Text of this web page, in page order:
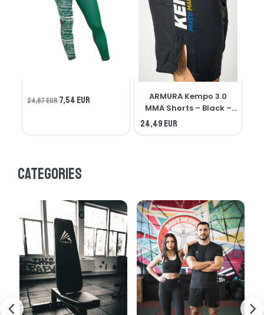
24,87 EUR7,54 EUR
ARMURA Kempo 3.0
MMA Shorts – Black –
Seniors
24,49 EUR
Categories